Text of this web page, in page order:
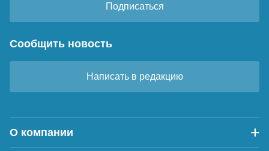
Подписаться
Сообщить новость
Написать в редакцию
О компании